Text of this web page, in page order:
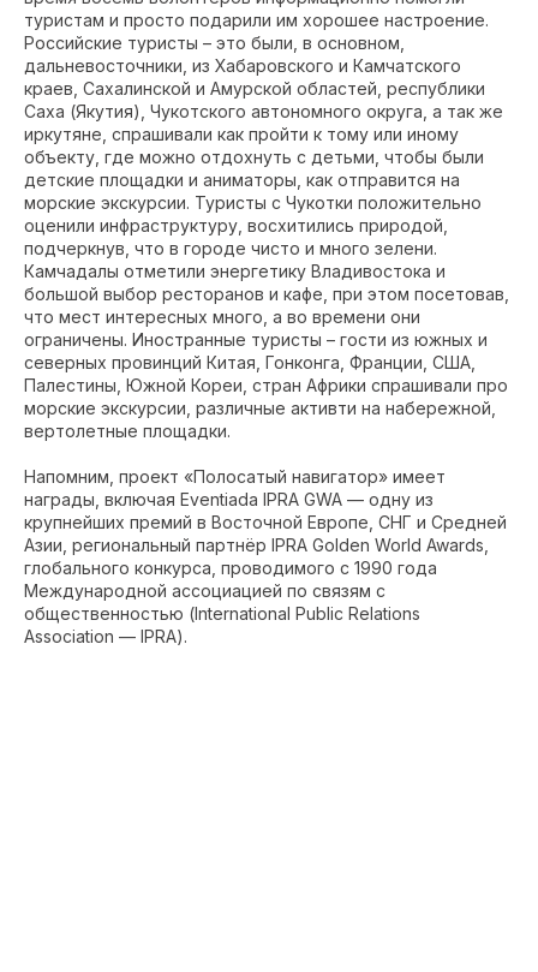
туристам и просто подарили им хорошее настроение.
Российские туристы – это были, в основном,
дальневосточники, из Хабаровского и Камчатского
краев, Сахалинской и Амурской областей, республики
Саха (Якутия), Чукотского автономного округа, а так же
иркутяне, спрашивали как пройти к тому или иному
объекту, где можно отдохнуть с детьми, чтобы были
детские площадки и аниматоры, как отправится на
морские экскурсии. Туристы с Чукотки положительно
оценили инфраструктуру, восхитились природой,
подчеркнув, что в городе чисто и много зелени.
Камчадалы отметили энергетику Владивостока и
большой выбор ресторанов и кафе, при этом посетовав,
что мест интересных много, а во времени они
ограничены. Иностранные туристы – гости из южных и
северных провинций Китая, Гонконга, Франции, США,
Палестины, Южной Кореи, стран Африки спрашивали про
морские экскурсии, различные активти на набережной,
вертолетные площадки.
Напомним, проект «Полосатый навигатор» имеет
награды, включая Eventiada IPRA GWA — одну из
крупнейших премий в Восточной Европе, СНГ и Средней
Азии, региональный партнёр IPRA Golden World Awards,
глобального конкурса, проводимого с 1990 года
Международной ассоциацией по связям с
общественностью (International Public Relations
Association — IPRA).